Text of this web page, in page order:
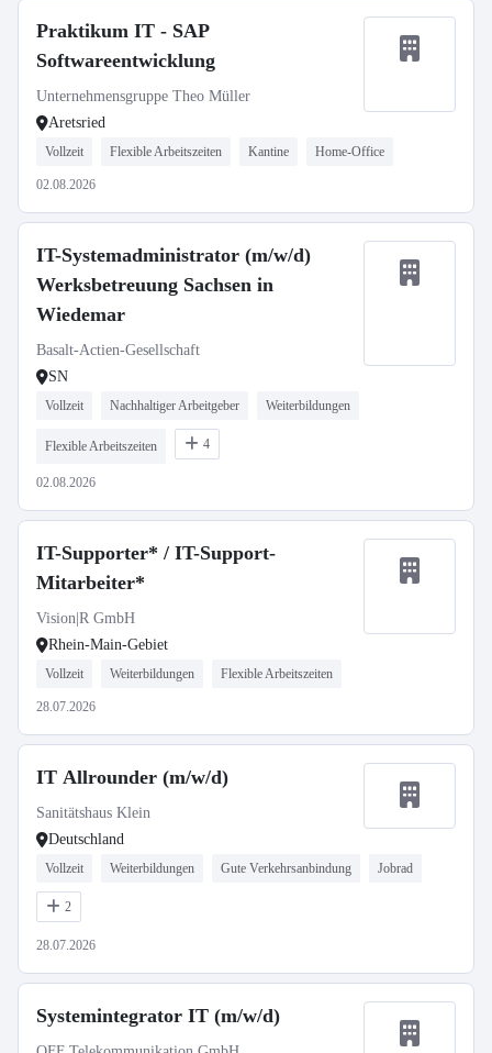
Praktikum IT - SAP
Softwareentwicklung
Unternehmensgruppe Theo Müller
Aretsried
Vollzeit Flexible Arbeitszeiten Kantine Home-Office
02.08.2026
IT-Systemadministrator (m/w/d)
Werksbetreuung Sachsen in
Wiedemar
Basalt-Actien-Gesellschaft
SN
Vollzeit Nachhaltiger Arbeitgeber Weiterbildungen
Flexible Arbeitszeiten 4
02.08.2026
IT-Supporter* / IT-Support-
Mitarbeiter*
Vision|R GmbH
Rhein-Main-Gebiet
Vollzeit Weiterbildungen Flexible Arbeitszeiten
28.07.2026
IT Allrounder (m/w/d)
Sanitätshaus Klein
Deutschland
Vollzeit Weiterbildungen Gute Verkehrsanbindung Jobrad
2
28.07.2026
Systemintegrator IT (m/w/d)